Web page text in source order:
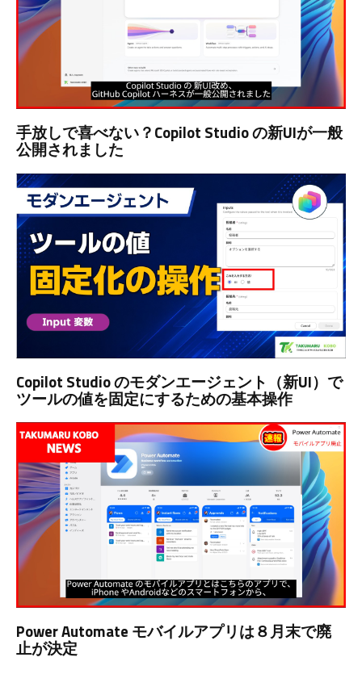
手放しで喜べない？Copilot Studio の新UIが一般
公開されました
Copilot Studio のモダンエージェント（新UI）で
ツールの値を固定にするための基本操作
Power Automate モバイルアプリは８月末で廃
止が決定